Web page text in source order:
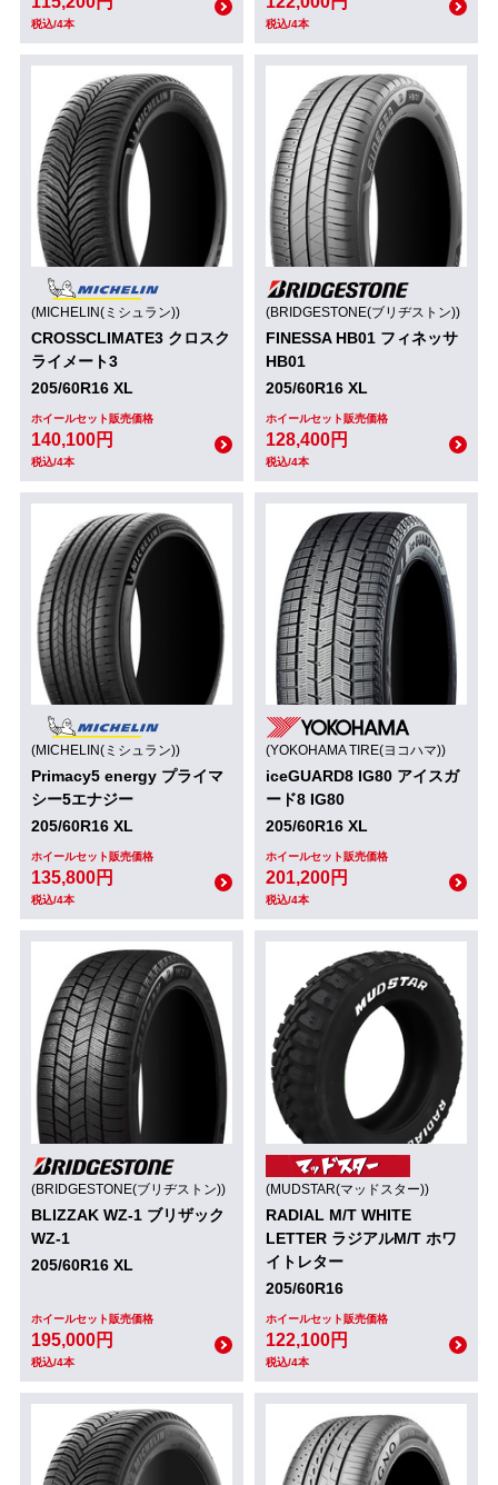
税込/4本 税込/4本
(MICHELIN(ミシュラン))
CROSSCLIMATE3 クロスク
ライメート3
205/60R16 XL
ホイールセット販売価格
140,100円
税込/4本
(BRIDGESTONE(ブリヂストン))
FINESSA HB01 フィネッサ
HB01
205/60R16 XL
ホイールセット販売価格
128,400円
税込/4本
(MICHELIN(ミシュラン))
Primacy5 energy プライマ
シー5エナジー
205/60R16 XL
ホイールセット販売価格
135,800円
税込/4本
(YOKOHAMA TIRE(ヨコハマ))
iceGUARD8 IG80 アイスガ
ード8 IG80
205/60R16 XL
ホイールセット販売価格
201,200円
税込/4本
(BRIDGESTONE(ブリヂストン))
BLIZZAK WZ-1 ブリザック
WZ-1
205/60R16 XL
ホイールセット販売価格
195,000円
税込/4本
(MUDSTAR(マッドスター))
RADIAL M/T WHITE
LETTER ラジアルM/T ホワ
イトレター
205/60R16
ホイールセット販売価格
122,100円
税込/4本